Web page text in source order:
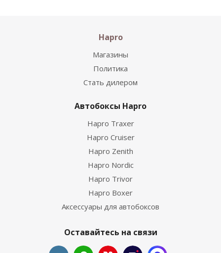
Hapro
Магазины
Политика
Стать дилером
Автобоксы Hapro
Hapro Traxer
Hapro Cruiser
Hapro Zenith
Hapro Nordic
Hapro Trivor
Hapro Boxer
Аксессуары для автобоксов
Оставайтесь на связи